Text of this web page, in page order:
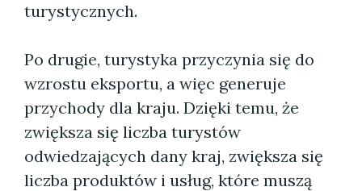
turystycznych.
Po drugie, turystyka przyczynia się do
wzrostu eksportu, a więc generuje
przychody dla kraju. Dzięki temu, że
zwiększa się liczba turystów
odwiedzających dany kraj, zwiększa się
liczba produktów i usług, które muszą